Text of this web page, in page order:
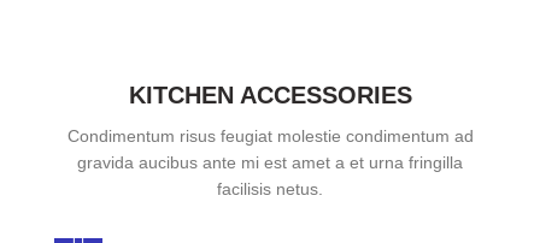
KITCHEN ACCESSORIES
Condimentum risus feugiat molestie condimentum ad
gravida aucibus ante mi est amet a et urna fringilla
facilisis netus.